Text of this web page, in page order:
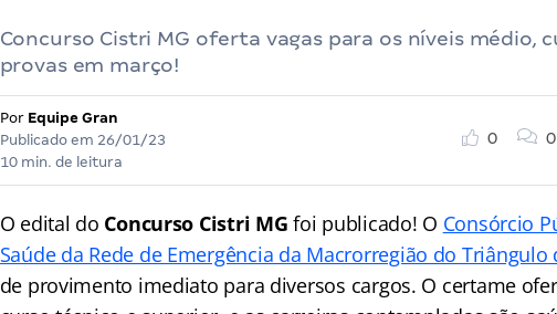
Concurso Cistri MG oferta vagas para os níveis médio,
provas em março!
Por Equipe Gran
Publicado em 26/01/23
10 min. de leitura
0 0
O edital do Concurso Cistri MGfoi publicado! O Consórcio
Saúde da Rede de Emergência da Macrorregião do Triângulo
de provimento imediato para diversos cargos. O certame